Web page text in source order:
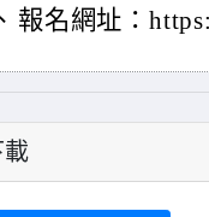
報名網址：
載